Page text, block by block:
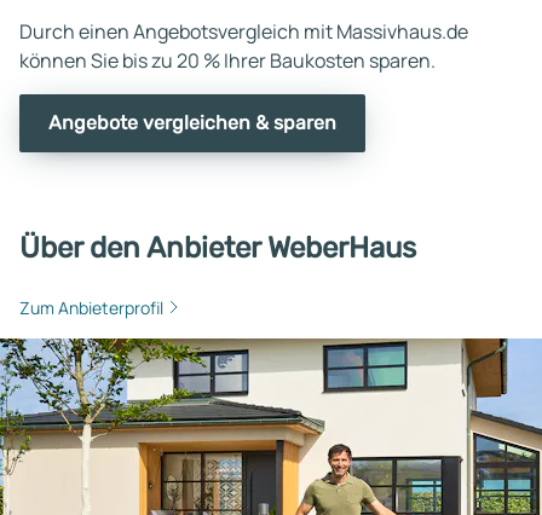
Durch einen Angebotsvergleich mit Massivhaus.de
können Sie bis zu 20 % Ihrer Baukosten sparen.
Angebote vergleichen & sparen
Über den Anbieter WeberHaus
Zum Anbieterprofil